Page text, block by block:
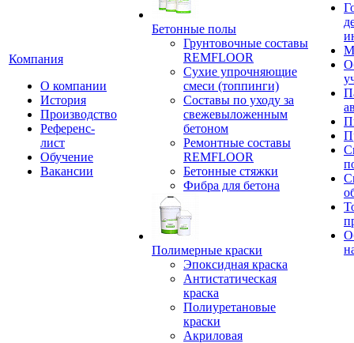
Компания
О компании
История
Производство
Референс-
лист
Обучение
Вакансии
Бетонные полы
Грунтовочные составы
REMFLOOR
Сухие упрочняющие
смеси (топпинги)
Составы по уходу за
свежевыложенным
бетоном
Ремонтные составы
REMFLOOR
Бетонные стяжки
Фибра для бетона
Полимерные краски
Эпоксидная краска
Антистатическая
краска
Полиуретановые
краски
Акриловая